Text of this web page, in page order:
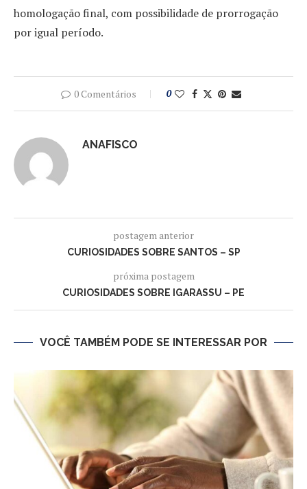
homologação final, com possibilidade de prorrogação
por igual período.
0 Comentários 0
ANAFISCO
postagem anterior
CURIOSIDADES SOBRE SANTOS – SP
próxima postagem
CURIOSIDADES SOBRE IGARASSU – PE
VOCÊ TAMBÉM PODE SE INTERESSAR POR